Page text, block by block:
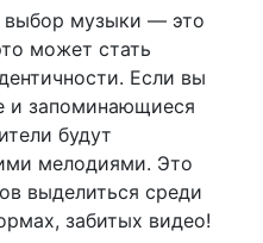
выбор музыки — это
может стать
Если вы
и запоминающиеся
будут
мелодиями. Это
выделиться среди
забитых видео!